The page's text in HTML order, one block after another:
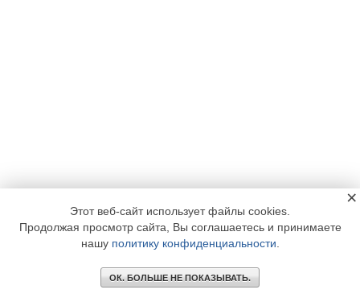
Этот веб-сайт использует файлы cookies.
Продолжая просмотр сайта, Вы соглашаетесь и принимаете
нашу политику конфиденциальности
ОК. БОЛЬШЕ НЕ ПОКАЗЫВАТЬ.
×